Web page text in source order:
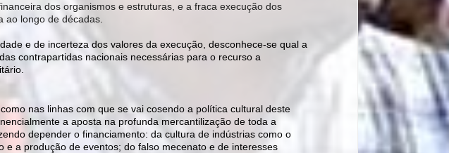
dos organismos e estruturas, e a fraca execução dos
ao longo de décadas
e de incerteza dos valores da execução, desconhece-se qual a
contrapartidas nacionais necessárias para o recurso a
nas linhas com que se vai cosendo a política cultural deste
a aposta na profunda mercantilização de toda a
depender o financiamento: da cultura de indústrias como o
e a produção de eventos; do falso mecenato e de interesses